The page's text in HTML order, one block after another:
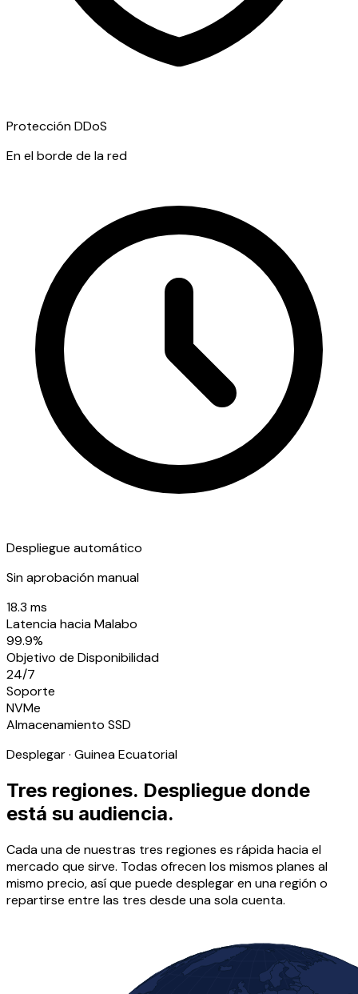
Protección DDoS
En el borde de la red
Despliegue automático
Sin aprobación manual
18.3 ms
Latencia hacia Malabo
99.9%
Objetivo de Disponibilidad
24/7
Soporte
NVMe
Almacenamiento SSD
Desplegar · Guinea Ecuatorial
Tres regiones. Despliegue donde
está su audiencia.
Cada una de nuestras tres regiones es rápida hacia el
mercado que sirve. Todas ofrecen los mismos planes al
mismo precio, así que puede desplegar en una región o
repartirse entre las tres desde una sola cuenta.